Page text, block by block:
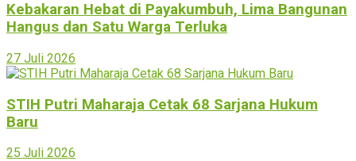
Kebakaran Hebat di Payakumbuh, Lima Bangunan
Hangus dan Satu Warga Terluka
27 Juli 2026
STIH Putri Maharaja Cetak 68 Sarjana Hukum
Baru
25 Juli 2026